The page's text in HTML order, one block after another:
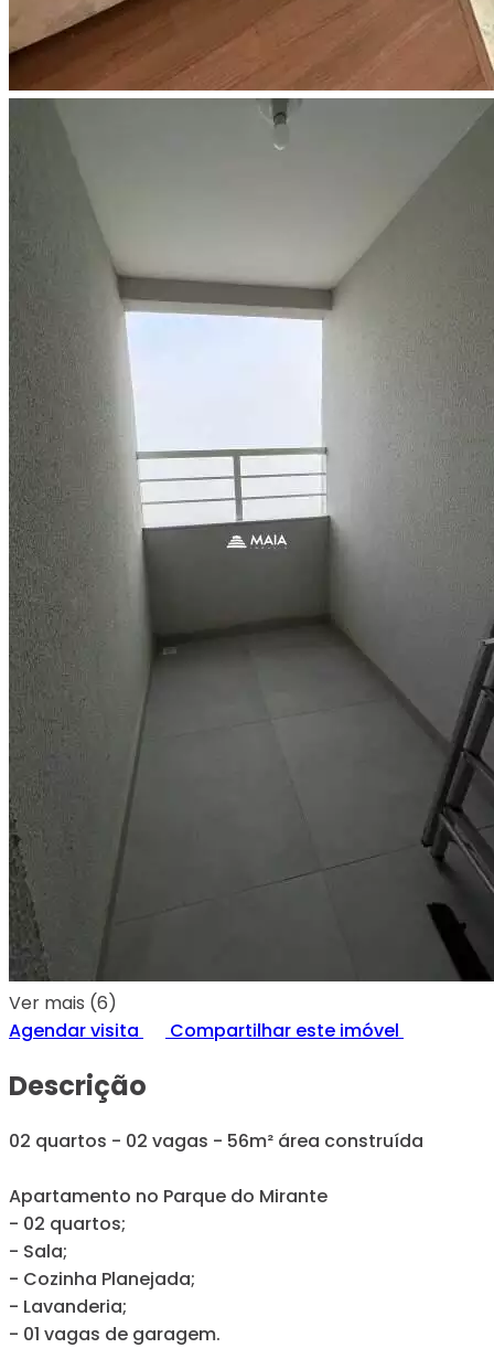
Ver mais (6)
Agendar visita
Compartilhar este imóvel
Descrição
02 quartos - 02 vagas - 56m² área construída
Apartamento no Parque do Mirante
- 02 quartos;
- Sala;
- Cozinha Planejada;
- Lavanderia;
- 01 vagas de garagem.